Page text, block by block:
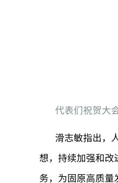
代表们祝贺大
滑志敏指出，
想，持续加强和改
务，为固原高质量